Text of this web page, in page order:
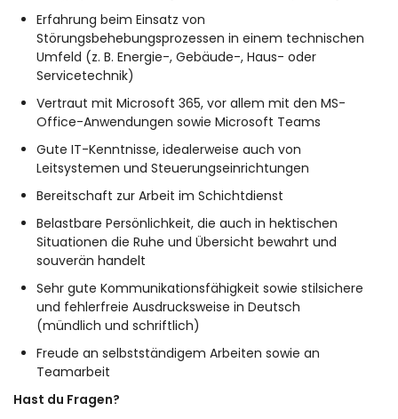
Erfahrung beim Einsatz von
Störungsbehebungsprozessen in einem technischen
Umfeld (z. B. Energie-, Gebäude-, Haus- oder
Servicetechnik)
Vertraut mit Microsoft 365, vor allem mit den MS-
Office-Anwendungen sowie Microsoft Teams
Gute IT-Kenntnisse, idealerweise auch von
Leitsystemen und Steuerungseinrichtungen
Bereitschaft zur Arbeit im Schichtdienst
Belastbare Persönlichkeit, die auch in hektischen
Situationen die Ruhe und Übersicht bewahrt und
souverän handelt
Sehr gute Kommunikationsfähigkeit sowie stilsichere
und fehlerfreie Ausdrucksweise in Deutsch
(mündlich und schriftlich)
Freude an selbstständigem Arbeiten sowie an
Teamarbeit
Hast du Fragen?